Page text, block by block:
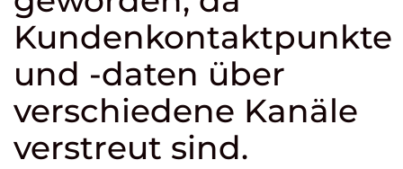
Kundenkontaktpunkte
und -daten über
verschiedene Kanäle
verstreut sind.